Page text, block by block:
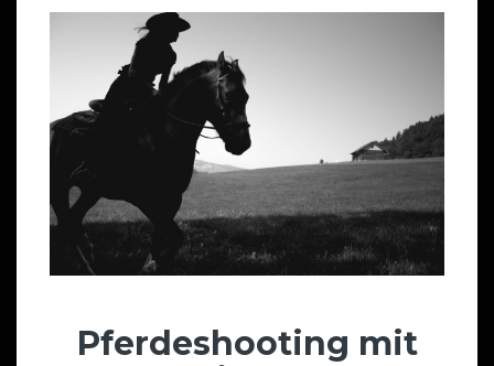
Pferdeshooting mit